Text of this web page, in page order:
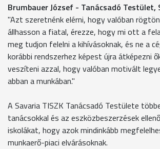
Brumbauer József - Tanácsadó Testület,
"Azt szeretnénk elérni, hogy valóban
állhasson a fiatal, érezze, hogy mi ott a
meg tudjon felelni a kihívásoknak, és ne a
korábbi rendszerhez képest újra átképezni
veszíteni azzal, hogy valóban motivált
abban a munkában."
A Savaria TISZK Tanácsadó Testülete
tanácsokkal és az eszközbeszerzések
iskolákat, hogy azok mindinkább
munkaerő-piaci elvárásoknak.